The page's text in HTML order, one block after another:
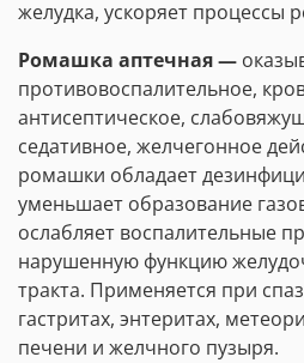
желудка, ускоряет процессы
Ромашка аптечная —
противовоспалительное,
антисептическое,
седативное, желчегонное
ромашки обладает
уменьшает образование
ослабляет воспалительные
нарушенную функцию
тракта. Применяется при
гастритах, энтеритах,
печени и желчного пузыря.